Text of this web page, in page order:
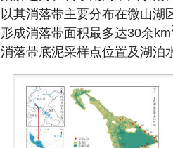
以其消落带主要分布在微山湖
形成消落带面积最多达30余km
消落带底泥采样点位置及湖泊